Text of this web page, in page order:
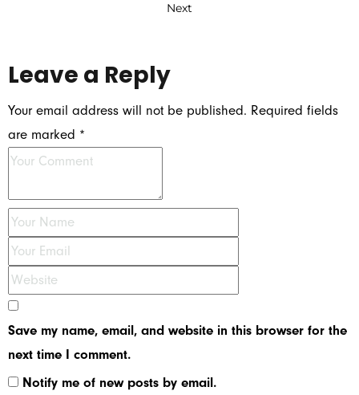
Next
Leave a Reply
Your email address will not be published. Required fields
are marked *
Save my name, email, and website in this browser for the
next time I comment.
Notify me of new posts by email.